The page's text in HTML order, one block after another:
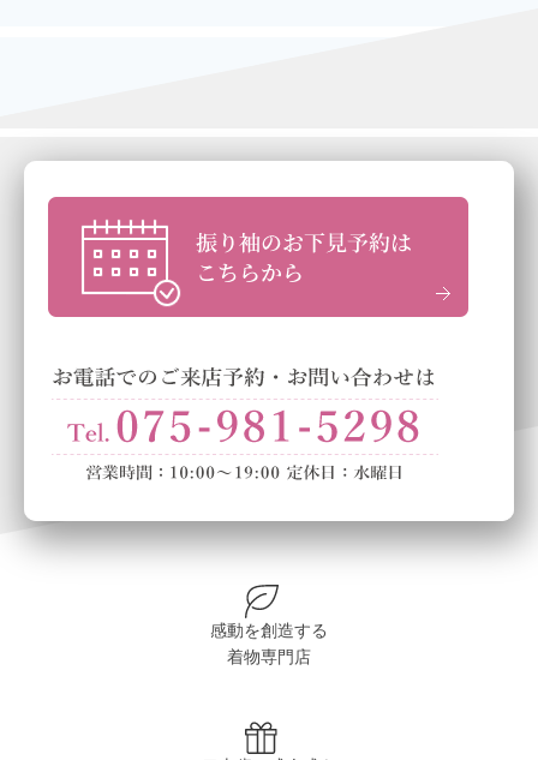
感動を創造する
着物専門店